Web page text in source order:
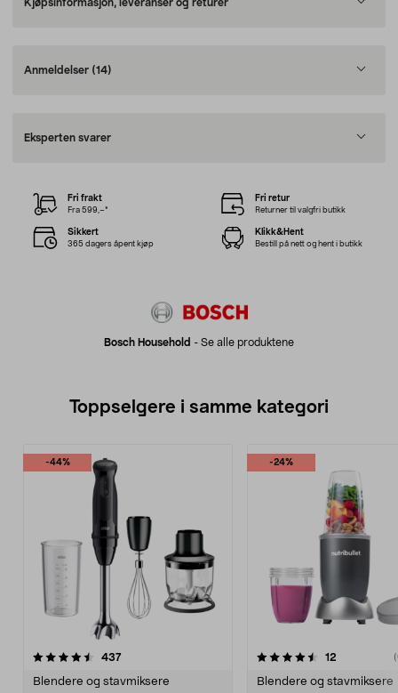
Kjøpsinformasjon, leveranser og returer
Anmeldelser (14)
Eksperten svarer
Bosch Household - Se alle produktene
Fri frakt
Fra 599,–*
Fri retur
Returner til valgfri butikk
Sikkert
365 dagers åpent kjøp
Klikk&Hent
Bestill på nett og hent i butikk
Toppselgere i samme kategori
-44%
437anmeldelser
Blendere og stavmiksere
-24%
4.5 av 5 stjerner 12 anmeldelser
Blendere og stavmiksere
4.5 av 5 stjerner